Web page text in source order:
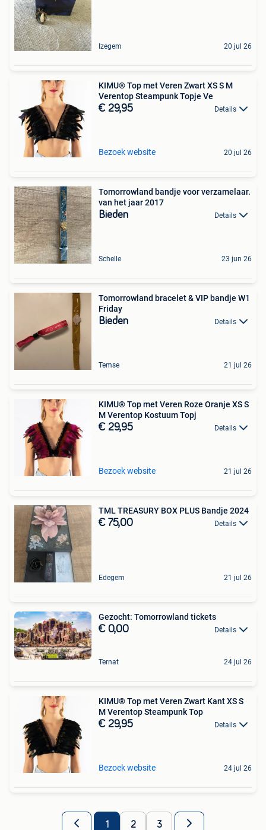
Izegem 20 jul 26
KIMU® Top met Veren Zwart XS S M
Verentop Steampunk Topje Ve
€ 29,95 Details
Bezoek website 20 jul 26
Tomorrowland bandje voor verzamelaar.
van het jaar 2017
Bieden Details
Schelle 23 jun 26
Tomorrowland bracelet & VIP bandje W1
Friday
Bieden Details
Temse 21 jul 26
KIMU® Top met Veren Roze Oranje XS S
M Verentop Kostuum Topj
€ 29,95 Details
Bezoek website 21 jul 26
TML TREASURY BOX PLUS Bandje 2024
€ 75,00 Details
Edegem 21 jul 26
Gezocht: Tomorrowland tickets
€ 0,00 Details
Ternat 24 jul 26
KIMU® Top met Veren Zwart Kant XS S
M Verentop Steampunk Top
€ 29,95 Details
Bezoek website 24 jul 26
1 2 3